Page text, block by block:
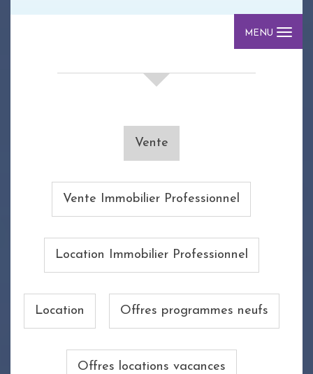
MENU
Vente
Vente Immobilier Professionnel
Location Immobilier Professionnel
Location Offres programmes neufs
Offres locations vacances